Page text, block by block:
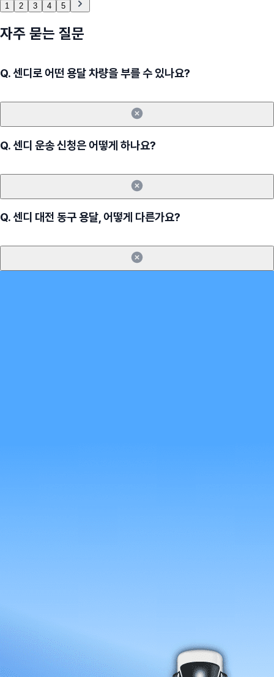
1 2 3 4 5
자주 묻는 질문
Q.센디로 어떤 용달 차량을 부를 수 있나요?
Q.센디 운송 신청은 어떻게 하나요?
Q.센디 대전 동구 용달, 어떻게 다른가요?